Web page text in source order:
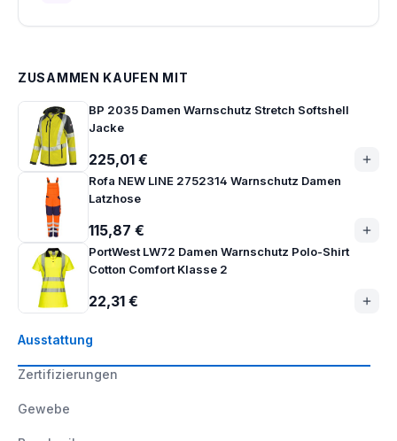
Ausstattung
Zertifizierungen
Gewebe
ZUSAMMEN KAUFEN MIT
BP 2035 Damen Warnschutz Stretch Softshell
Jacke
225,01 €
Rofa NEW LINE 2752314 Warnschutz Damen
Latzhose
115,87 €
PortWest LW72 Damen Warnschutz Polo-Shirt
Cotton Comfort Klasse 2
22,31 €